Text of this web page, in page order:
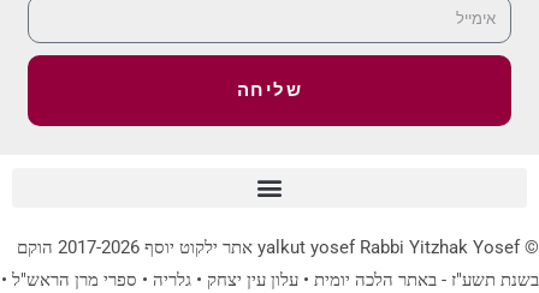
שליחה
© yalkut yosef Rabbi Yitzhak Yosef אתר ילקוט יוסף 2017-2026 הוקם
בשנת תשע"ז - באתר הלכה יומית • עלון עין יצחק • גלריה • ספרי מרן הראש"ל •